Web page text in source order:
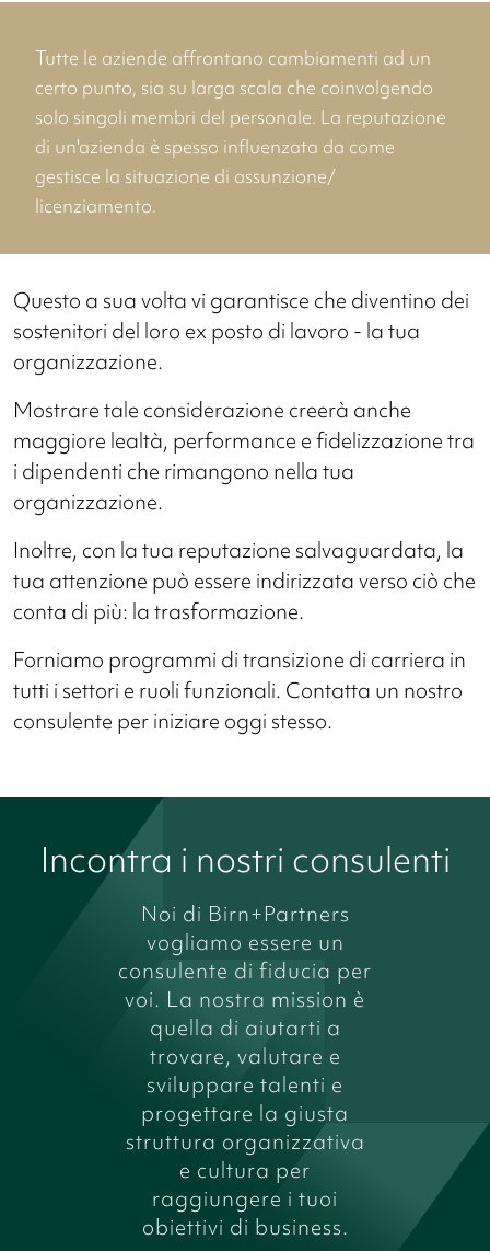
Tutte le aziende affrontano cambiamenti ad un
certo punto, sia su larga scala che coinvolgendo
solo singoli membri del personale. La reputazione
di un'azienda è spesso influenzata da come
gestisce la situazione di assunzione/
licenziamento.
Questo a sua volta vi garantisce che diventino dei
sostenitori del loro ex posto di lavoro - la tua
organizzazione.
Mostrare tale considerazione creerà anche
maggiore lealtà, performance e fidelizzazione tra
i dipendenti che rimangono nella tua
organizzazione.
Inoltre, con la tua reputazione salvaguardata, la
tua attenzione può essere indirizzata verso ciò che
conta di più: la trasformazione.
Forniamo programmi di transizione di carriera in
tutti i settori e ruoli funzionali. Contatta un nostro
consulente per iniziare oggi stesso.
Incontra i nostri consulenti
Noi di Birn+Partners
vogliamo essere un
consulente di fiducia per
voi. La nostra mission è
quella di aiutarti a
trovare, valutare e
sviluppare talenti e
progettare la giusta
struttura organizzativa
e cultura per
raggiungere i tuoi
obiettivi di business.